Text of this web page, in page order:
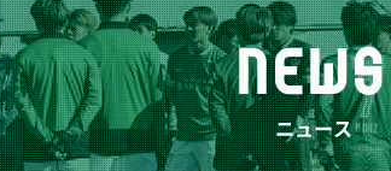
NEWS
ニュース